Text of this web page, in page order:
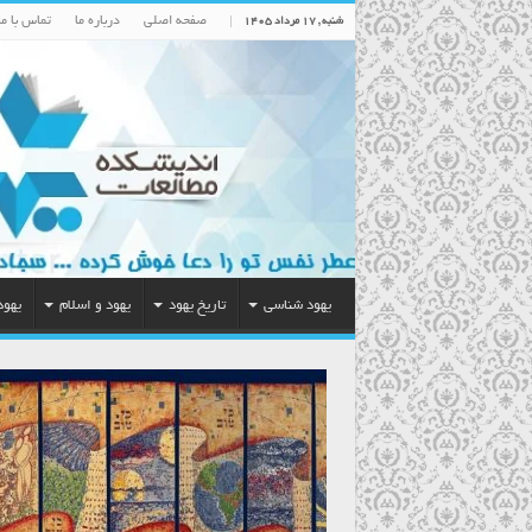
شنبه , ۱۷ مرداد ۱۴۰۵ صفحه اصلی درباره ما تماس با
یهود شناسی تاریخ یهود یهود و اسلام